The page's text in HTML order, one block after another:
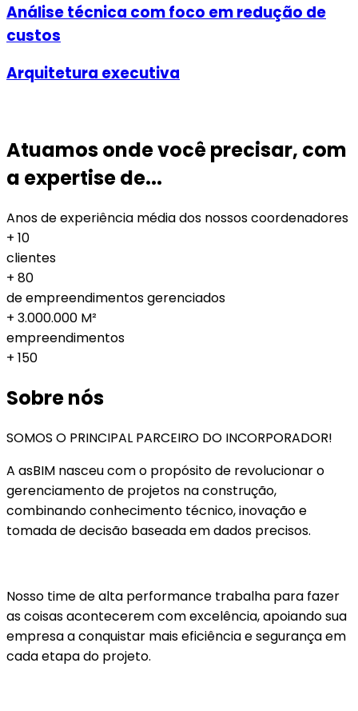
Análise técnica com foco em redução de
custos
Arquitetura executiva
Atuamos onde você precisar, com
a expertise de...
Anos de experiência média dos nossos coordenadores
+ 10
clientes
+ 80
de empreendimentos gerenciados
+ 3.000.000 M²
empreendimentos
+ 150
Sobre nós
SOMOS O PRINCIPAL PARCEIRO DO INCORPORADOR!
A asBIM nasceu com o propósito de revolucionar o
gerenciamento de projetos na construção,
combinando conhecimento técnico, inovação e
tomada de decisão baseada em dados precisos.
Nosso time de alta performance trabalha para fazer
as coisas acontecerem com excelência, apoiando sua
empresa a conquistar mais eficiência e segurança em
cada etapa do projeto.